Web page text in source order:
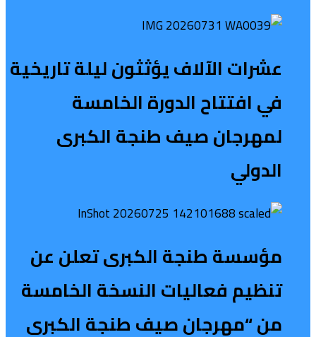
عشرات الآلاف يؤثثون ليلة تاريخية
في افتتاح الدورة الخامسة
لمهرجان صيف طنجة الكبرى
الدولي
مؤسسة طنجة الكبرى تعلن عن
تنظيم فعاليات النسخة الخامسة
من “مهرجان صيف طنجة الكبرى